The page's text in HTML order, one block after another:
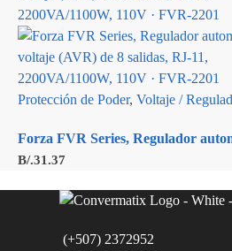
Protección de Poder, Voltaje /
Forza FVR Series, Regulador
B/.31.37
(+507) 2372952